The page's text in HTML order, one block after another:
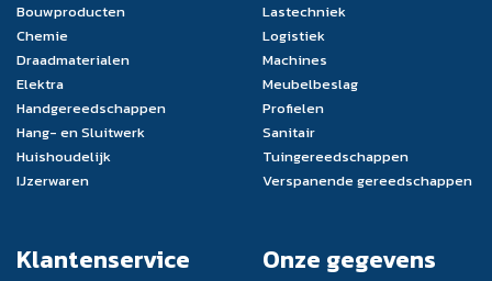
Bouwproducten
Chemie
Draadmaterialen
Elektra
Handgereedschappen
Hang- en Sluitwerk
Huishoudelijk
IJzerwaren
Lastechniek
Logistiek
Machines
Meubelbeslag
Profielen
Sanitair
Tuingereedschappen
Verspanende gereedschappen
Klantenservice Onze gegevens